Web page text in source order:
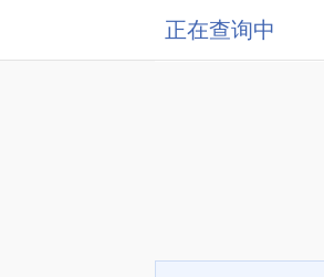
正在查询中